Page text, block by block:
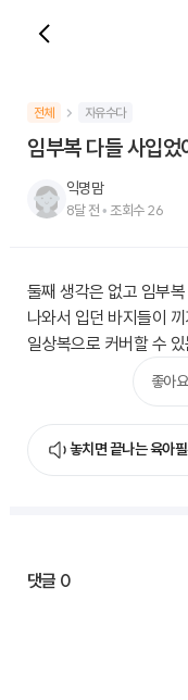
전체 자유수다
임부복 다들 사입었
익명맘
8달 전 • 조회수26
둘째 생각은 없고 임부
나와서 입던 바지들이
일상복으로 커버할 수
좋아요
놓치면 끝나는 육아
댓글 0